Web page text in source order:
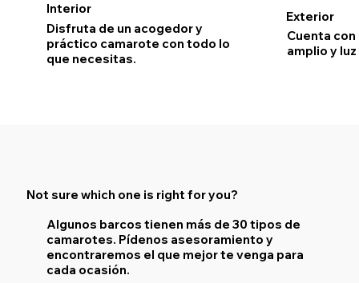
Interior
Disfruta de un acogedor y
práctico camarote con todo lo
que necesitas.
Exterior
Cuenta
amplio y
Not sure which one is right for you?
Algunos barcos tienen más de 30 tipos de
camarotes. Pídenos asesoramiento y
encontraremos el que mejor te venga para
cada ocasión.